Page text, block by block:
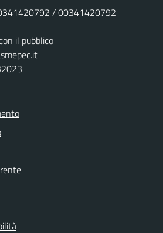
/ 00341420792
il pubblico